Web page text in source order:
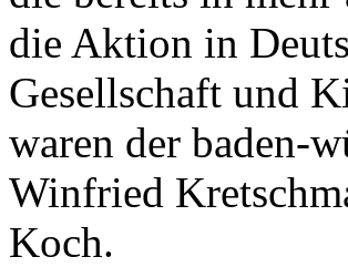
die Aktion in
Gesellschaft und
waren der baden-
Winfried
Koch.